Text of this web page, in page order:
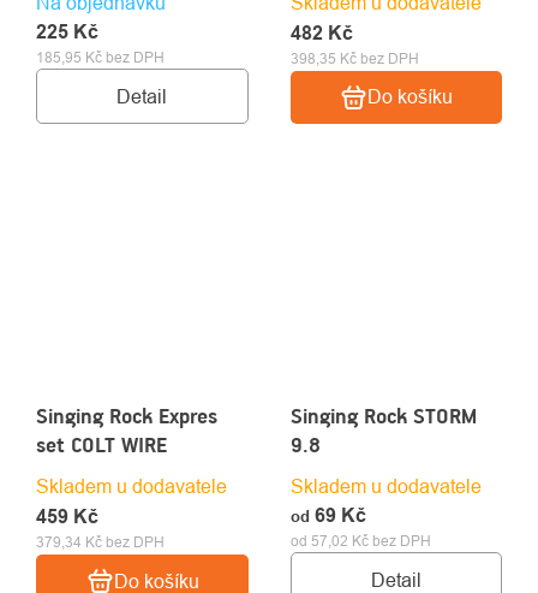
185,95 Kč bez DPH
225 Kč
Detail
398,35 Kč bez DPH
482 Kč
Do košíku
Singing Rock Expres
set COLT WIRE
Skladem u dodavatele
379,34 Kč bez DPH
459 Kč
Do košíku
Singing Rock STORM
9.8
Skladem u dodavatele
od 57,02 Kč bez DPH
od 69 Kč
Detail